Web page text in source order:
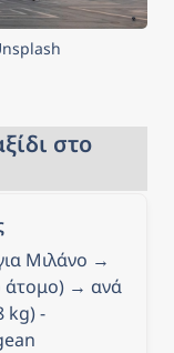
στο
άτομο) → ανά
kg) -